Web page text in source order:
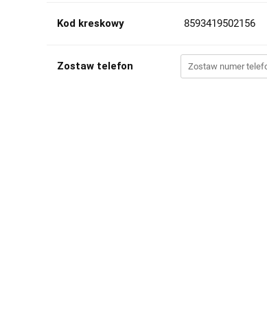
Kod kreskowy 8593419502156
Zostaw telefon